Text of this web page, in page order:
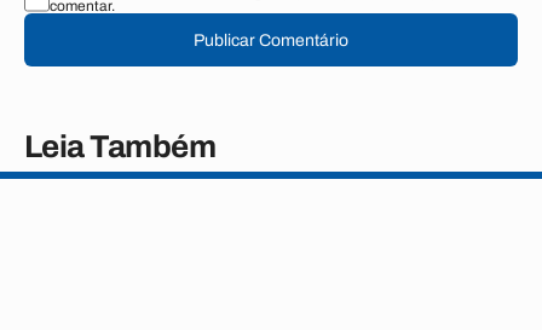
comentar.
Publicar Comentário
Leia Também